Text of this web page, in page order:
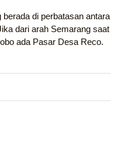
di perbatasan antara
dari arah Semarang saat
ada Pasar Desa Reco.